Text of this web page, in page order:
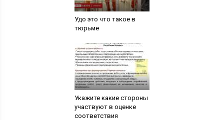
Удо это что такое в
тюрьме
Укажите какие стороны
участвуют в оценке
соответствия